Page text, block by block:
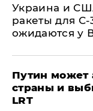
Украина и
ракеты для С-
ожидаются у
Путин может
страны и
LRT